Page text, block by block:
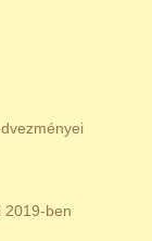
2019-ben